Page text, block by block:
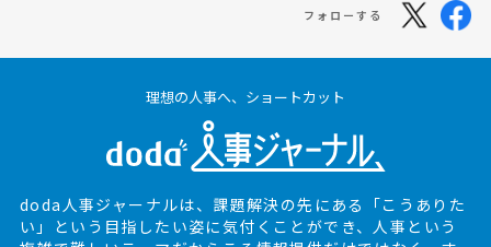
フォローする
理想の人事へ、ショートカット
doda人事ジャーナルは、課題解決の先にある
「こうありた
い」という目指したい姿に気付くことができ、人事という